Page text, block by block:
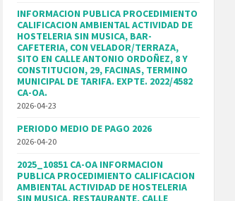
INFORMACION PUBLICA PROCEDIMIENTO
CALIFICACION AMBIENTAL ACTIVIDAD DE
HOSTELERIA SIN MUSICA, BAR-
CAFETERIA, CON VELADOR/TERRAZA,
SITO EN CALLE ANTONIO ORDOÑEZ, 8 Y
CONSTITUCION, 29, FACINAS, TERMINO
MUNICIPAL DE TARIFA. EXPTE. 2022/4582
CA-OA.
2026-04-23
PERIODO MEDIO DE PAGO 2026
2026-04-20
2025_10851 CA-OA INFORMACION
PUBLICA PROCEDIMIENTO CALIFICACION
AMBIENTAL ACTIVIDAD DE HOSTELERIA
SIN MUSICA, RESTAURANTE, CALLE